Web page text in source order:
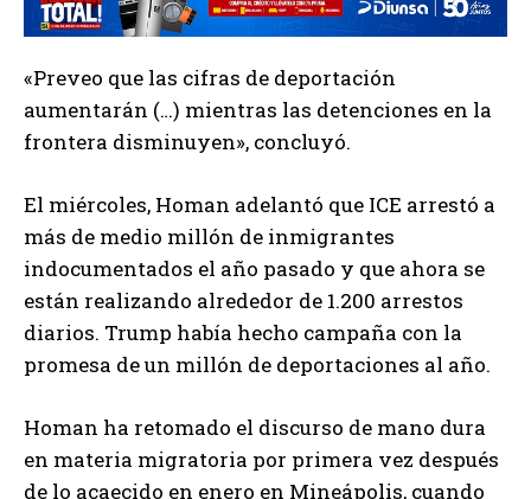
«Preveo que las cifras de deportación
aumentarán (…) mientras las detenciones en la
frontera disminuyen», concluyó.
El miércoles, Homan adelantó que ICE arrestó a
más de medio millón de inmigrantes
indocumentados el año pasado y que ahora se
están realizando alrededor de 1.200 arrestos
diarios. Trump había hecho campaña con la
promesa de un millón de deportaciones al año.
Homan ha retomado el discurso de mano dura
en materia migratoria por primera vez después
de lo acaecido en enero en Mineápolis, cuando